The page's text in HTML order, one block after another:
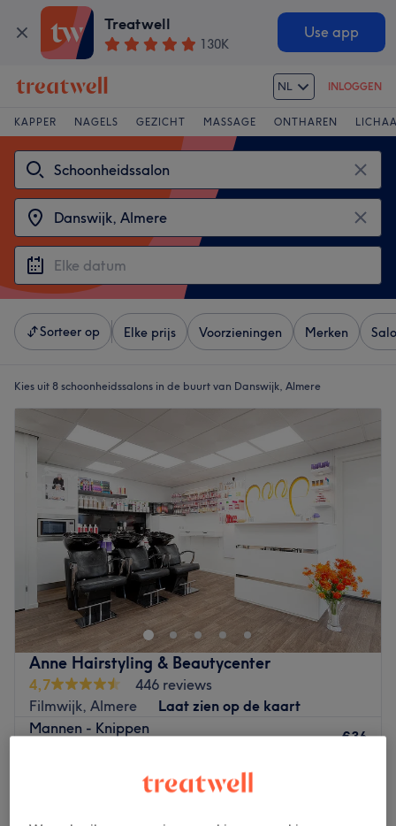
Treatwell
130K
Use app
NL INLOGGEN
KAPPER NAGELS GEZICHT MASSAGE ONTHAREN
Sorteer op Elke prijs Voorzieningen Merken
Kies uit 8 schoonheidssalons in de buurt van Danswijk, Almere
Anne Hairstyling & Beautycenter
4,7
446 reviews
Filmwijk, Almere
Laat zien op de kaart
Mannen - Knippen
€36
Threaden - wenkbrauwen